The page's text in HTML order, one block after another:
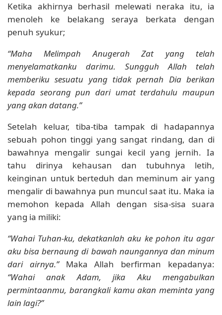
Ketika akhirnya berhasil melewati neraka itu, ia
menoleh ke belakang seraya berkata dengan
penuh syukur;
“Maha Melimpah Anugerah Zat yang telah
menyelamatkanku darimu. Sungguh Allah telah
memberiku sesuatu yang tidak pernah Dia berikan
kepada seorang pun dari umat terdahulu maupun
yang akan datang.”
Setelah keluar, tiba-tiba tampak di hadapannya
sebuah pohon tinggi yang sangat rindang, dan di
bawahnya mengalir sungai kecil yang jernih. Ia
tahu dirinya kehausan dan tubuhnya letih,
keinginan untuk berteduh dan meminum air yang
mengalir di bawahnya pun muncul saat itu. Maka ia
memohon kepada Allah dengan sisa-sisa suara
yang ia miliki:
“Wahai Tuhan-ku, dekatkanlah aku ke pohon itu agar
aku bisa bernaung di bawah naungannya dan minum
dari airnya.”Maka Allah berfirman kepadanya:
“Wahai anak Adam, jika Aku mengabulkan
permintaanmu, barangkali kamu akan meminta yang
lain lagi?”